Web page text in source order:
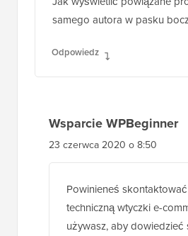
samego autora w pasku
Odpowiedz
Wsparcie WPBeginner
23 czerwca 2020 o 8:50
Powinieneś
techniczną wtyczki e-
używasz, aby dowiedzieć